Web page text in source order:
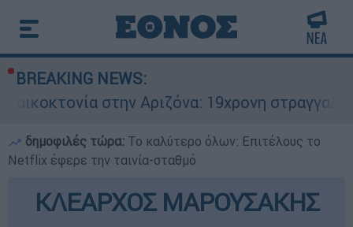
BREAKING NEWS:
Αριζόνα: 19χρονη στραγγαλίστηκε από
δημοφιλές τώρα: Το καλύτερο όλων: Επιτέλους το
Netflix έφερε την ταινία-σταθμό
ΚΛΕΑΡΧΟΣ ΜΑΡΟΥΣΑΚΗΣ